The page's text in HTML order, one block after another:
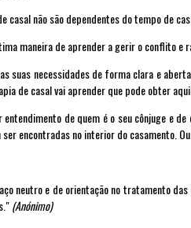
casal não são dependentes do tempo de
maneira de aprender a gerir o conflito
suas necessidades de forma clara e
de casal vai aprender que pode obter
entendimento de quem é o seu cônjuge e
encontradas no interior do casamento. Ou
neutro e de orientação no tratamento
(Anónimo)